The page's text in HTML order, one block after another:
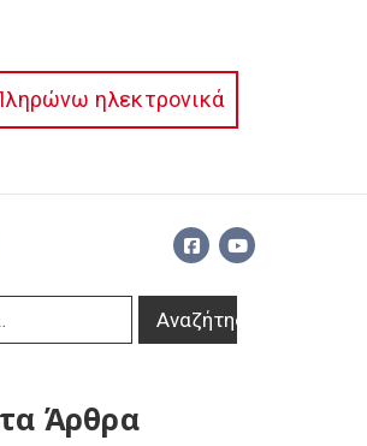
ηλεκτρονικά
Άρθρα